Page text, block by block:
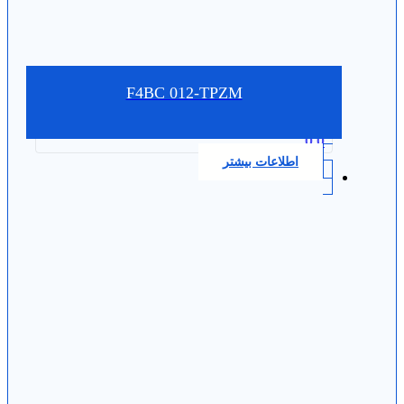
F4BC 012-TPZM
0.0
اطلاعات بیشتر